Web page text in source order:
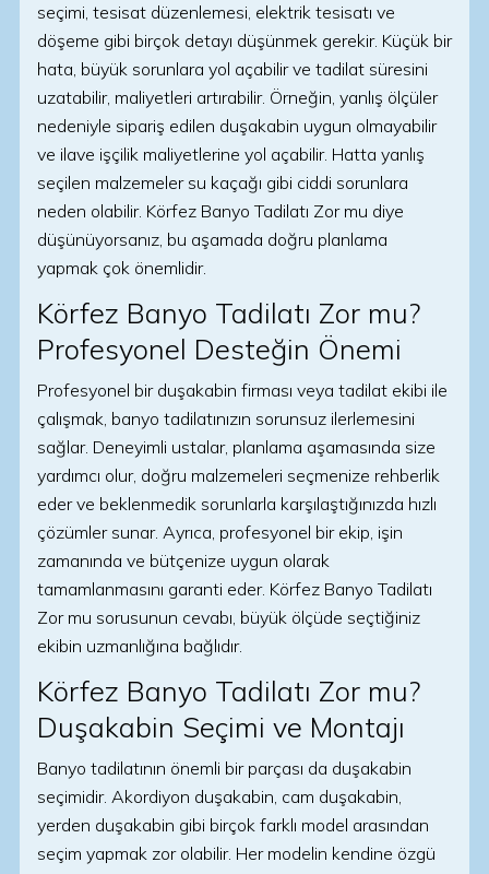
seçimi, tesisat düzenlemesi, elektrik tesisatı ve
döşeme gibi birçok detayı düşünmek gerekir. Küçük bir
hata, büyük sorunlara yol açabilir ve tadilat süresini
uzatabilir, maliyetleri artırabilir. Örneğin, yanlış ölçüler
nedeniyle sipariş edilen duşakabin uygun olmayabilir
ve ilave işçilik maliyetlerine yol açabilir. Hatta yanlış
seçilen malzemeler su kaçağı gibi ciddi sorunlara
neden olabilir. Körfez Banyo Tadilatı Zor mu diye
düşünüyorsanız, bu aşamada doğru planlama
yapmak çok önemlidir.
Körfez Banyo Tadilatı Zor mu?
Profesyonel Desteğin Önemi
Profesyonel bir duşakabin firması veya tadilat ekibi ile
çalışmak, banyo tadilatınızın sorunsuz ilerlemesini
sağlar. Deneyimli ustalar, planlama aşamasında size
yardımcı olur, doğru malzemeleri seçmenize rehberlik
eder ve beklenmedik sorunlarla karşılaştığınızda hızlı
çözümler sunar. Ayrıca, profesyonel bir ekip, işin
zamanında ve bütçenize uygun olarak
tamamlanmasını garanti eder. Körfez Banyo Tadilatı
Zor mu sorusunun cevabı, büyük ölçüde seçtiğiniz
ekibin uzmanlığına bağlıdır.
Körfez Banyo Tadilatı Zor mu?
Duşakabin Seçimi ve Montajı
Banyo tadilatının önemli bir parçası da duşakabin
seçimidir. Akordiyon duşakabin, cam duşakabin,
yerden duşakabin gibi birçok farklı model arasından
seçim yapmak zor olabilir. Her modelin kendine özgü